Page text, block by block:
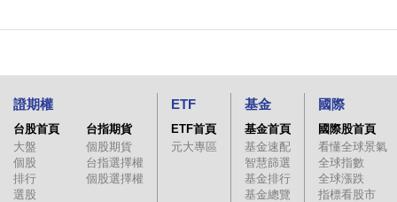
證期權
台股首頁
大盤
個股
排行
選股
台指期貨
個股期貨
台指選擇權
個股選擇權
ETF
ETF首頁
元大專區
基金
基金首頁
基金速配
智慧篩選
基金排行
基金總覽
國際
國際股首頁
看懂全球景氣
全球指數
全球漲跌
指標看股市